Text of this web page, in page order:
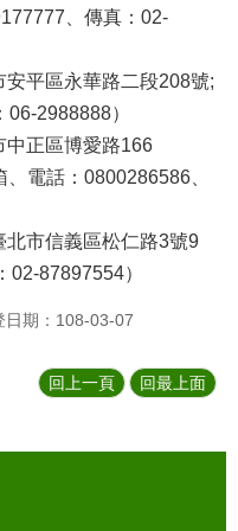
、傳真：02-
平區永華路二段208號;
2988888）
中正區博愛路166
電話：0800286586、
市信義區松仁路3號9
02-87897554）
日期：108-03-07
回上一頁 回最上面